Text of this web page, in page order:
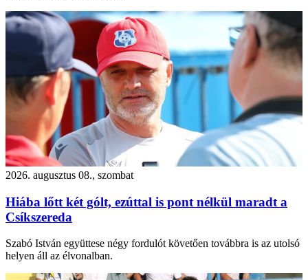
2026. augusztus 08., szombat
Hiába lőtt két gólt, ezúttal is pont nélkül maradt a
Csíkszereda
Szabó István együttese négy fordulót követően továbbra is az utolsó
helyen áll az élvonalban.